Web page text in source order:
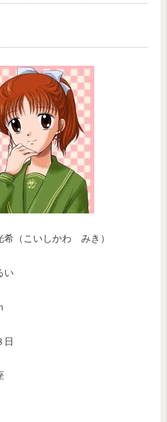
（こいしかわ みき）
い